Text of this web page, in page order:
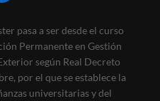
pasa a ser desde el curso
Permanente en Gestión
según Real Decreto
por el que se establece la
universitarias y del